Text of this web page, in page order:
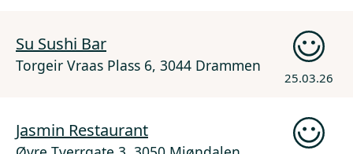
Su Sushi Bar
Torgeir Vraas Plass 6, 3044 Drammen
25.03.26
Jasmin Restaurant